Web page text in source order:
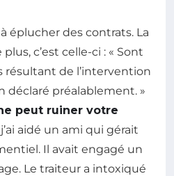
éplucher des contrats. La
c’est celle-ci : « Sont
résultant de l’intervention
déclaré préalablement. »
peut ruiner votre
aidé un ami qui gérait
Il avait engagé un
Le traiteur a intoxiqué